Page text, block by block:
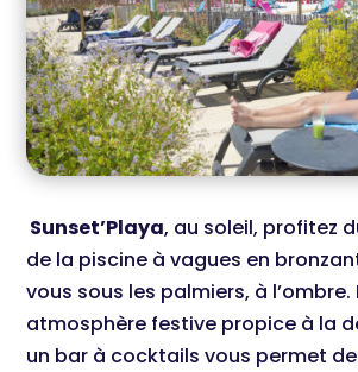
Sunset’Playa, au soleil, profitez
de la piscine à vagues en
vous sous les palmiers, à l’ombre.
atmosphère festive propice à la
un bar à cocktails vous permet